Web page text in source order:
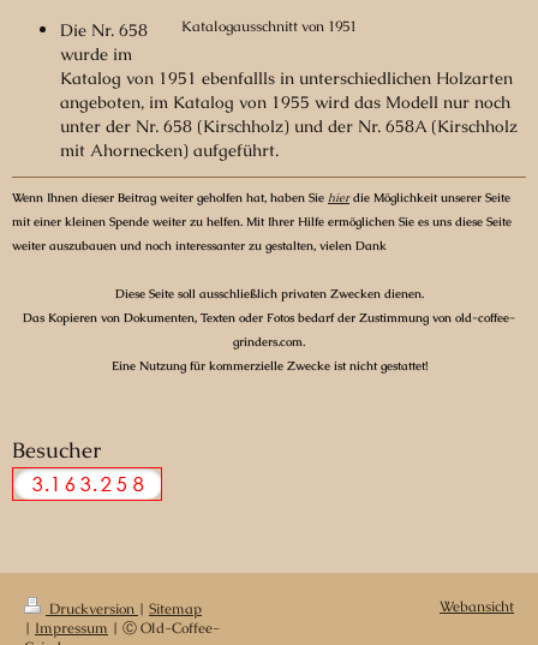
Katalogausschnitt von 1951
Die Nr. 658
wurde im
Katalog von 1951 ebenfallls in unterschiedlichen Holzarten
angeboten, im Katalog von 1955 wird das Modell nur noch
unter der Nr. 658 (Kirschholz) und der Nr. 658A (Kirschholz
mit Ahornecken) aufgeführt.
Wenn Ihnen dieser Beitrag weiter geholfen hat, haben Sie hierdie Möglichkeit unserer Seite
mit einer kleinen Spende weiter zu helfen. Mit Ihrer Hilfe ermöglichen Sie es uns diese Seite
weiter auszubauen und noch interessanter zu gestalten, vielen Dank
Diese Seite soll ausschließlich privaten Zwecken dienen.
Das Kopieren von Dokumenten, Texten oder Fotos bedarf der Zustimmung von old-coffee-
grinders.com.
Eine Nutzung für kommerzielle Zwecke ist nicht gestattet!
Besucher
Druckversion | Sitemap
| Impressum | Ⓒ Old-Coffee-
Webansicht